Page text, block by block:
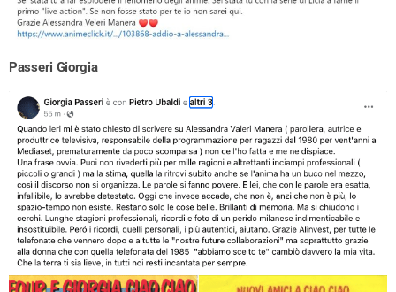
Passeri Giorgia